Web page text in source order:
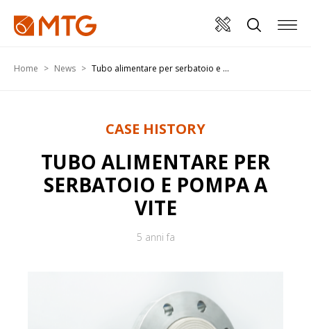
Home News Tubo alimentare per serbatoio e ...
CASE HISTORY
TUBO ALIMENTARE PER
SERBATOIO E POMPA A
VITE
5 anni fa